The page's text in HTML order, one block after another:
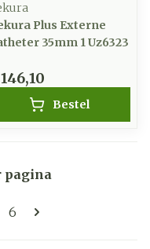
Plus Externe
35mm 1 Uz6323
Bestel
pagina
Pagina
6
pagina